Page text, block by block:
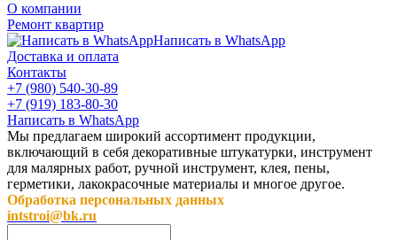
О компании
Ремонт квартир
Написать в WhatsApp
Доставка и оплата
Контакты
+7 (980) 540-30-89
+7 (919) 183-80-30
Написать в WhatsApp
Мы предлагаем широкий ассортимент продукции,
включающий в себя декоративные штукатурки, инструмент
для малярных работ, ручной инструмент, клея, пены,
герметики, лакокрасочные материалы и многое другое.
Обработка персональных данных
intstroi@bk.ru